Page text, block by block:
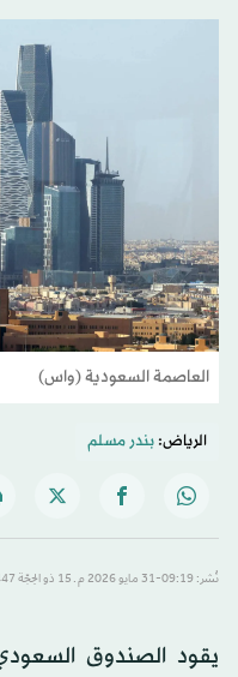
العاصمة السعودية (واس)
الرياض:بندر مسلم
نُشر: 09:19-31 مايو 2026 م ـ 15 ذو الحِجّة 1447 هـ
يقود الصندوق